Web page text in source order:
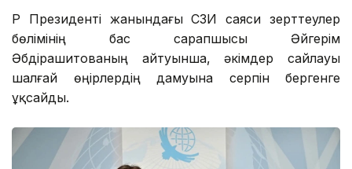
ҚР Президенті жанындағы ҚСЗИ саяси зерттеулер
бөлімінің бас сарапшысы Әйгерім
Әбдірашитованың айтуынша, әкімдер сайлауы
шалғай өңірлердің дамуына серпін бергенге
ұқсайды.